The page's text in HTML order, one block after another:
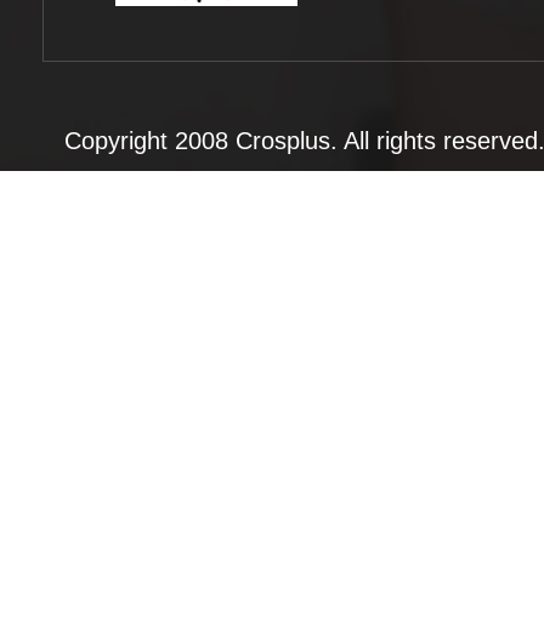
Copyright 2008 Crosplus. All rights